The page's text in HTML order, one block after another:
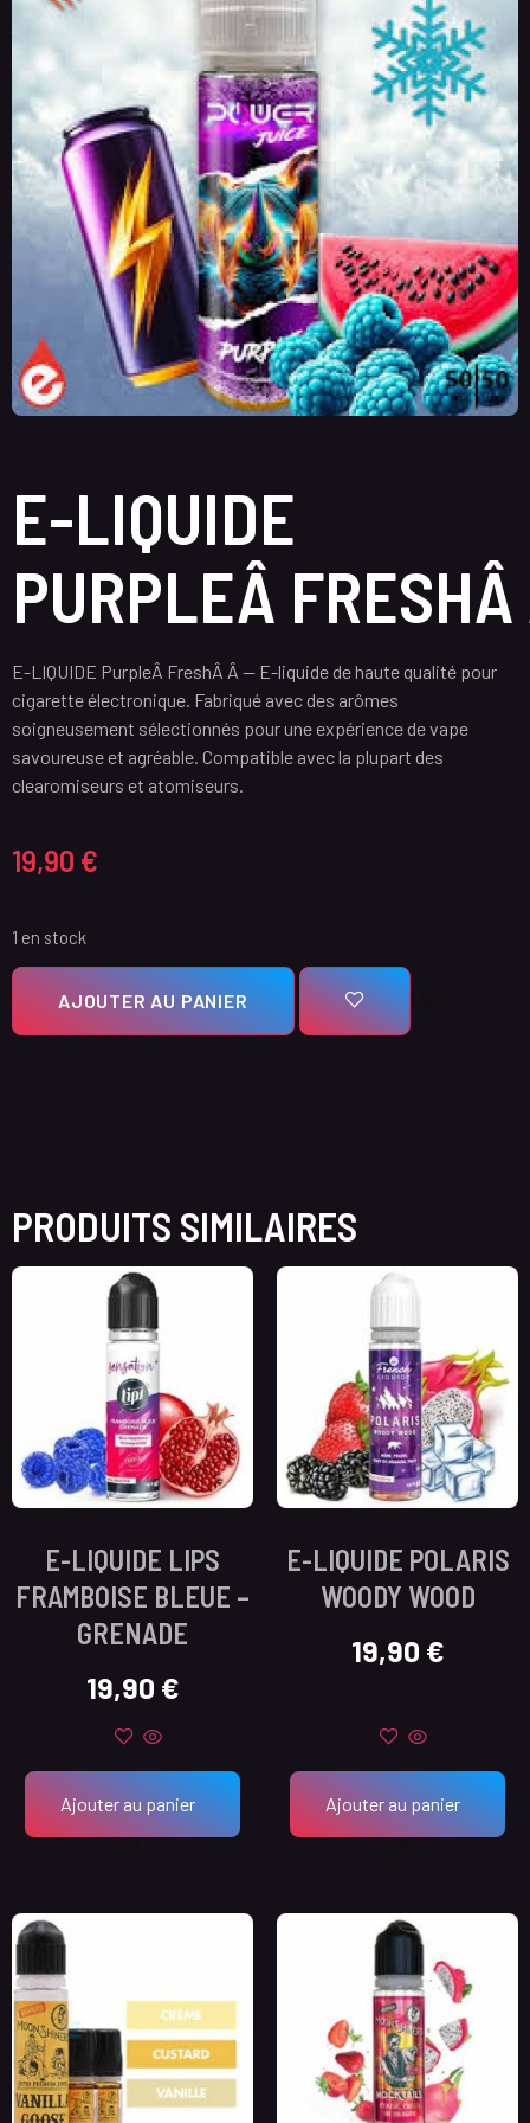
E-LIQUIDE
PURPLEÂ
E-LIQUIDE PurpleÂ FreshÂ Â — E-liquide de haute qualité pour
cigarette électronique. Fabriqué avec des arômes
soigneusement sélectionnés pour une expérience de vape
savoureuse et agréable. Compatible avec la plupart des
clearomiseurs et atomiseurs.
19,90 €
1 en stock
AJOUTER AU PANIER
PRODUITS SIMILAIRES
E-LIQUIDE LIPS
FRAMBOISE BLEUE –
GRENADE
19,90 €
Ajouter au panier
E-LIQUIDE POLARIS
WOODY WOOD
19,90 €
Ajouter au panier